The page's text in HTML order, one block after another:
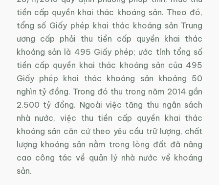
tiền cấp quyền khai thác khoáng sản. Theo đó,
tổng số Giấy phép khai thác khoáng sản Trung
ương cấp phải thu tiền cấp quyền khai thác
khoáng sản là 495 Giấy phép; ước tính tổng số
tiền cấp quyền khai thác khoáng sản của 495
Giấy phép khai thác khoáng sản khoảng 50
nghìn tỷ đồng. Trong đó thu trong năm 2014 gần
2.500 tỷ đồng. Ngoài việc tăng thu ngân sách
nhà nước, việc thu tiền cấp quyền khai thác
khoáng sản căn cứ theo yêu cầu trữ lượng, chất
lượng khoáng sản nằm trong lòng đất đã nâng
cao công tác về quản lý nhà nước về khoáng
sản.